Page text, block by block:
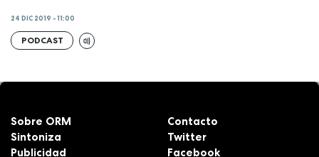
24 DIC 2019 - 11:00
PODCAST
Sobre ORM
Sintoniza
Publicidad
Contacto
Twitter
Facebook